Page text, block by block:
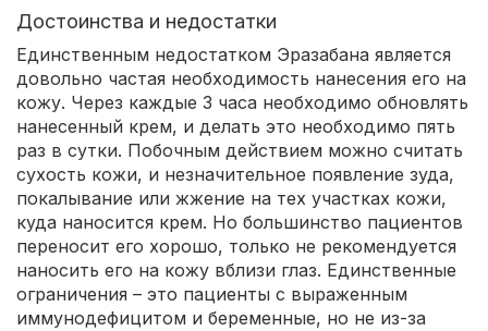
Достоинства и недостатки
Единственным недостатком Эразабана является
довольно частая необходимость нанесения его на
кожу. Через каждые 3 часа необходимо обновлять
нанесенный крем, и делать это необходимо пять
раз в сутки. Побочным действием можно считать
сухость кожи, и незначительное появление зуда,
покалывание или жжение на тех участках кожи,
куда наносится крем. Но большинство пациентов
переносит его хорошо, только не рекомендуется
наносить его на кожу вблизи глаз. Единственные
ограничения – это пациенты с выраженным
иммунодефицитом и беременные, но не из-за